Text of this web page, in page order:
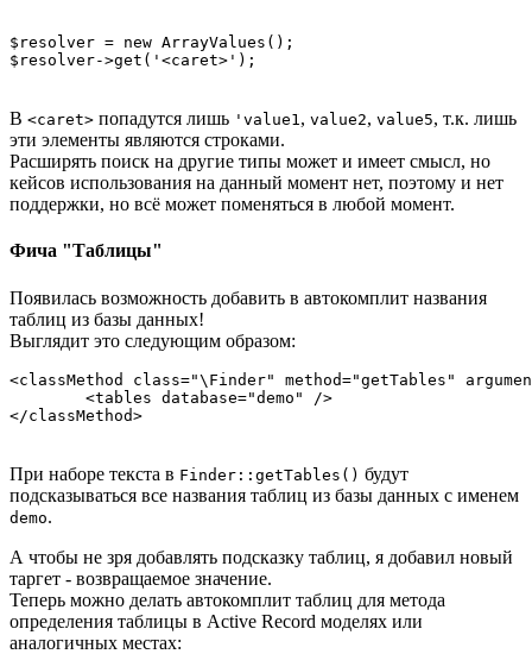
$resolver = new ArrayValues();
В <caret> попадутся лишь 'value1, value2, value5, т.к. лишь
эти элементы являются строками.
Расширять поиск на другие типы может и имеет смысл, но
кейсов использования на данный момент нет, поэтому и нет
поддержки, но всё может поменяться в любой момент.
Фича "Таблицы"
Появилась возможность добавить в автокомплит названия
таблиц из базы данных!
Выглядит это следующим образом:
<classMethod class="\Finder" method="getTables"
При наборе текста в Finder::getTables() будут
подсказываться все названия таблиц из базы данных с именем
demo.
А чтобы не зря добавлять подсказку таблиц, я добавил новый
таргет - возвращаемое значение.
Теперь можно делать автокомплит таблиц для метода
определения таблицы в Active Record моделях или
аналогичных местах: